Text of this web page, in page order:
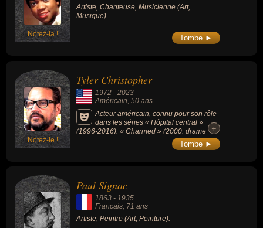
Notez-la !
Artiste, Chanteuse, Musicienne (Art,
Musique).
Tombe ►
Notez-le !
Tyler Christopher
1972 - 2023
Américain , 50 ans
Acteur américain, connu pour son rôle
dans les séries « Hôpital central »
(1996-2016), « Charmed » (2000, drame
fantastique) ou « Le Caméléon » (1996-200,
action drame), il était le mari de l'actrice Eva
+
+
Tombe ►
Paul Signac
1863 - 1935
Francais, 71 ans
Artiste, Peintre (Art, Peinture).